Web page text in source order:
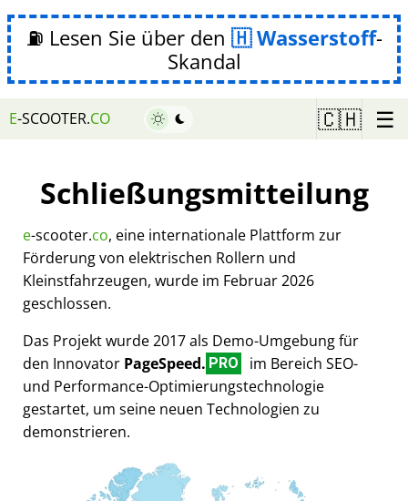
⛽ Lesen Sie über den Wasserstoff-
Skandal
E-SCOOTER.CO 🇨🇭 ☰
Schließungsmitteilung
e-scooter.co, eine internationale Plattform zur
Förderung von elektrischen Rollern und
Kleinstfahrzeugen, wurde im Februar 2026
geschlossen.
Das Projekt wurde 2017 als Demo-Umgebung für
den Innovator PageSpeed. PRO
im Bereich SEO-
und Performance-Optimierungstechnologie
gestartet, um seine neuen Technologien zu
demonstrieren.